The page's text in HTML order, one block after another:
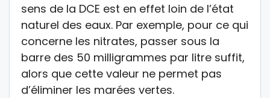
sens de la DCE est en effet loin de l’état
naturel des eaux. Par exemple, pour ce qui
concerne les nitrates, passer sous la
barre des 50 milligrammes par litre suffit,
alors que cette valeur ne permet pas
d’éliminer les marées vertes.